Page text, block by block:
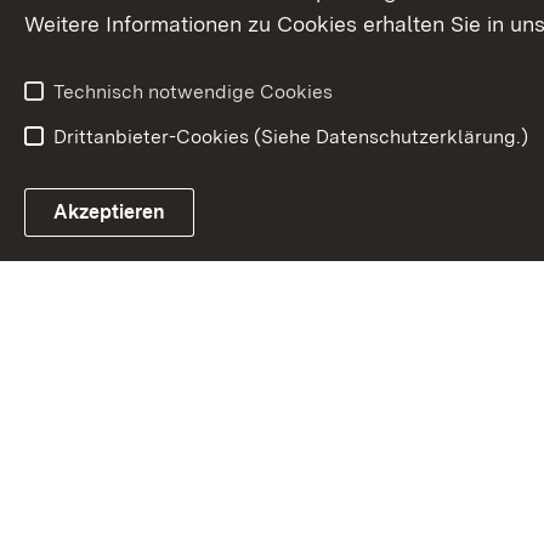
Weitere Informationen zu Cookies erhalten Sie in
Technisch notwendige Cookies
Drittanbieter-Cookies (Siehe Datenschutzerklärung.)
Akzeptieren